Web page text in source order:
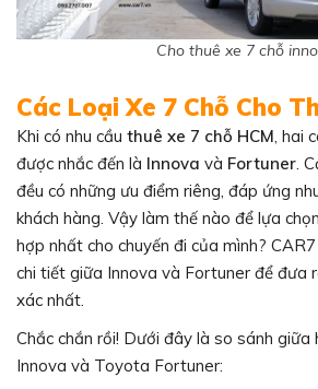
Cho thuê xe 7 chỗ
Các Loại Xe 7 Chỗ Cho
Khi có nhu cầu thuê xe 7 chỗ HCM, hai
được nhắc đến là Innova và Fortuner.
đều có những ưu điểm riêng, đáp ứng
khách hàng. Vậy làm thế nào để lựa
hợp nhất cho chuyến đi của mình?
chi tiết giữa Innova và Fortuner để đưa
xác nhất.
Chắc chắn rồi! Dưới đây là so sánh
Innova và Toyota Fortuner: